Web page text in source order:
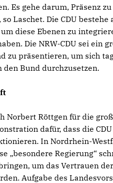
Es gehe darum, Präsenz
Laschet. Die CDU
diese Ebenen zu
Die NRW-CDU sei ein
zu präsentieren, um sich
den Bund durchzusetzen.
Norbert Röttgen für die
dafür, dass die
In Nordrhein-
„besondere Regierung“
um das Vertrauen
Aufgabe des